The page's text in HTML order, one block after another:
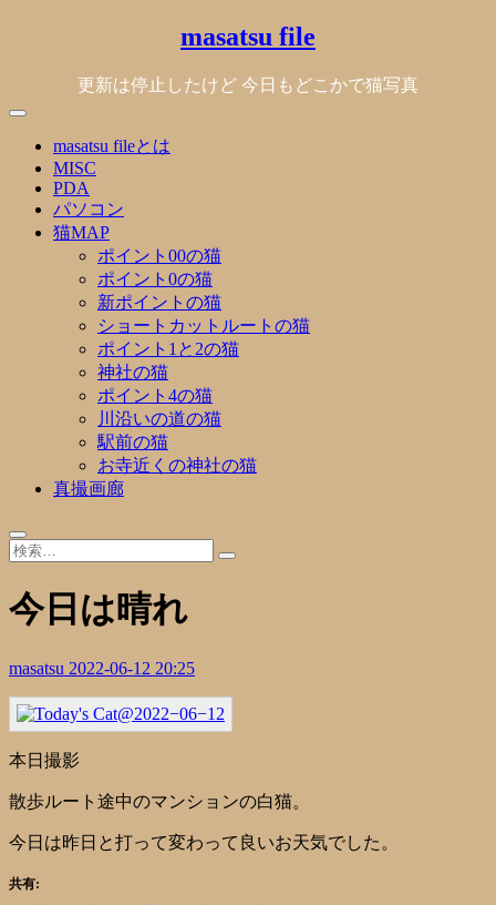
masatsu file
更新は停止したけど 今日もどこかで猫写真
masatsu fileとは
MISC
PDA
パソコン
猫MAP
ポイント00の猫
ポイント0の猫
新ポイントの猫
ショートカットルートの猫
ポイント1と2の猫
神社の猫
ポイント4の猫
川沿いの道の猫
駅前の猫
お寺近くの神社の猫
真撮画廊
今日は晴れ
masatsu 2022-06-12 20:25
本日撮影
散歩ルート途中のマンションの白猫。
今日は昨日と打って変わって良いお天気でした。
共有: